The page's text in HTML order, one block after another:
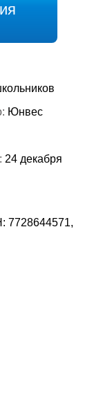
Юнвес
24 декабря